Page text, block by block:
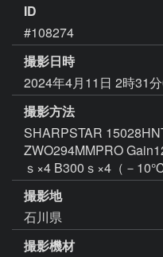
ID
#108274
撮影日時
2024年4月11日 2時31
撮影方法
SHARPSTAR
ZWO294MMPRO
ｓ×4 B300ｓ×4（－
撮影地
石川県
撮影機材